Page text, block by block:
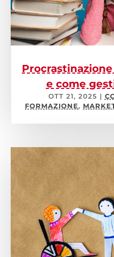
e come
OTT 21, 2025 |
FORMAZIONE,